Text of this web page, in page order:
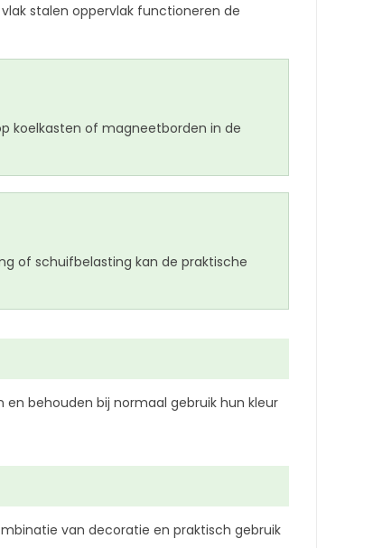
stalen oppervlak functioneren de
koelkasten of magneetborden in de
of schuifbelasting kan de praktische
behouden bij normaal gebruik hun kleur
van decoratie en praktisch gebruik